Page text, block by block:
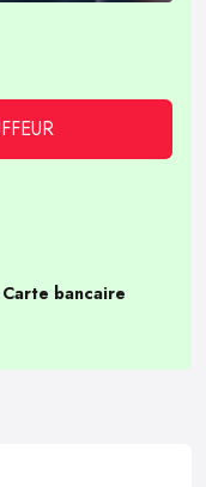
Carte bancaire